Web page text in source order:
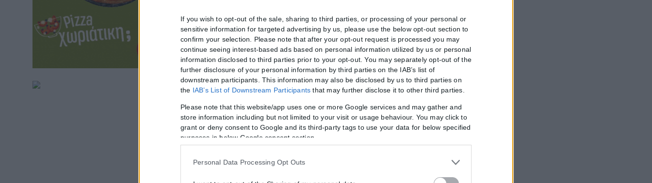
If you wish to opt-out of the sale, sharing to third parties, or processing of your personal or
sensitive information for targeted advertising by us, please use the below opt-out section to
confirm your selection. Please note that after your opt-out request is processed you may
continue seeing interest-based ads based on personal information utilized by us or personal
information disclosed to third parties prior to your opt-out. You may separately opt-out of the
further disclosure of your personal information by third parties on the IAB’s list of
downstream participants. This information may also be disclosed by us to third parties on
the IAB’s List of Downstream Participants that may further disclose it to other third parties.
Please note that this website/app uses one or more Google services and may gather and
store information including but not limited to your visit or usage behaviour. You may click to
grant or deny consent to Google and its third-party tags to use your data for below specified
purposes in below Google consent section.
Personal Data Processing Opt Outs